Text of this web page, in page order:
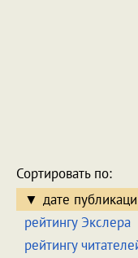
Сортировать по:
дате
рейтингу Экслера
рейтингу